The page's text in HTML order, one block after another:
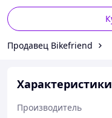
Продавец Bikefriend
Производитель